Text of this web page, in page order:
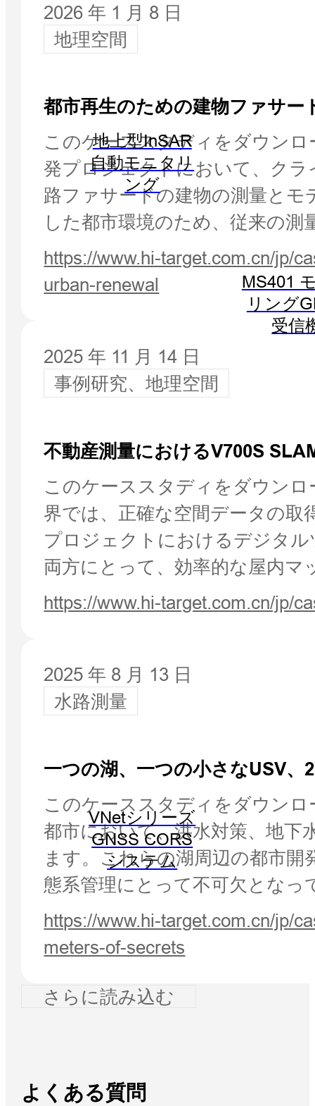
地上型InSAR
自動モニタリ
ング
MS401
リング
受信
VNetシリーズ
GNSS CORS
システム
2026 年 1 月 8 日
地理空間
都市再生のための建物ファサー
このケーススタディをダウン
発プロジェクトにおいて、ク
路ファサードの建物の測量と
した都市環境のため、従来の
https://www.hi-target.com.cn/jp/
urban-renewal
2025 年 11 月 14 日
事例研究、地理空間
不動産測量におけるV700S
このケーススタディをダウン
界では、正確な空間データの取
プロジェクトにおけるデジタ
両方にとって、効率的な屋内
https://www.hi-target.com.cn/jp/
2025 年 8 月 13 日
水路測量
一つの湖、一つの小さなUSV、
このケーススタディをダウン
都市において、洪水対策、地下
ます。これらの湖周辺の都市
態系管理にとって不可欠とな
https://www.hi-target.com.cn/jp/
meters-of-secrets
さらに読み込む
よくある質問